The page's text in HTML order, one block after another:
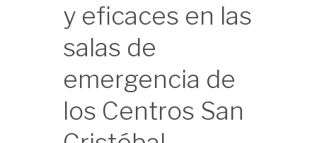
y eficaces en las
salas de
emergencia de
los Centros San